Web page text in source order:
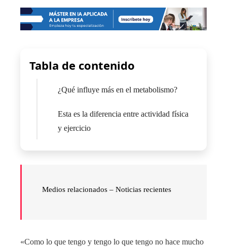
Tabla de contenido
¿Qué influye más en el metabolismo?
Esta es la diferencia entre actividad física
y ejercicio
Medios relacionados – Noticias recientes
«Como lo que tengo y tengo lo que tengo no hace mucho